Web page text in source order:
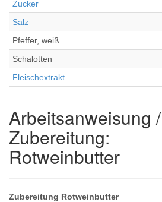
Zucker
Salz
Pfeffer, weiß
Schalotten
Fleischextrakt
Arbeitsanweisung /
Zubereitung:
Rotweinbutter
Zubereitung Rotweinbutter